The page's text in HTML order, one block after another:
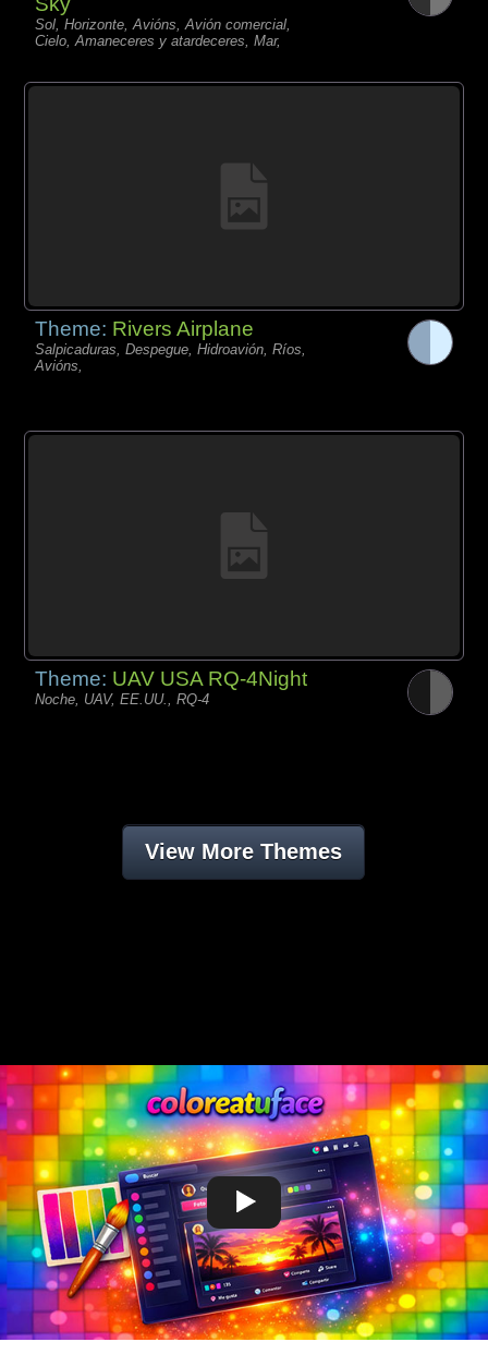
Sol, Horizonte, Avións, Avión comercial,
Cielo, Amaneceres y atardeceres, Mar,
Theme: Rivers Airplane
Salpicaduras, Despegue, Hidroavión, Ríos,
Avións,
Theme: UAV USA RQ-4Night
Noche, UAV, EE.UU., RQ-4
View More Themes